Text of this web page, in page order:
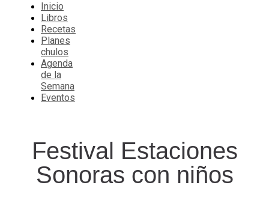
Inicio
Libros
Recetas
Planes
chulos
Agenda
de la
Semana
Eventos
Festival Estaciones
Sonoras con niños